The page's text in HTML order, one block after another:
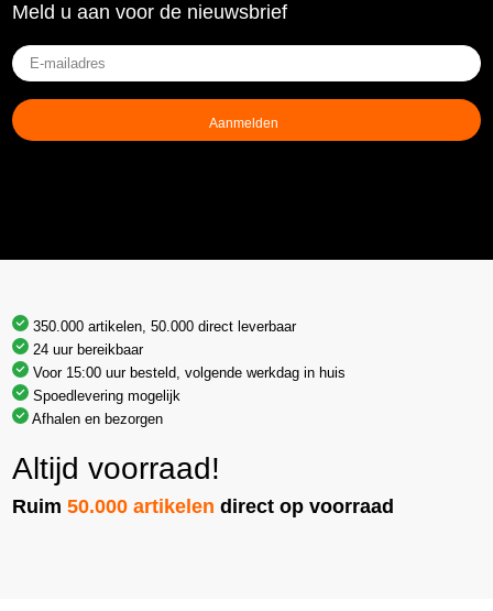
Meld u aan voor de nieuwsbrief
E-
mailadres
(Vereist)
350.000 artikelen, 50.000 direct leverbaar
24 uur bereikbaar
Voor 15:00 uur besteld, volgende werkdag in huis
Spoedlevering mogelijk
Afhalen en bezorgen
Altijd voorraad!
Ruim50.000 artikelen direct op voorraad